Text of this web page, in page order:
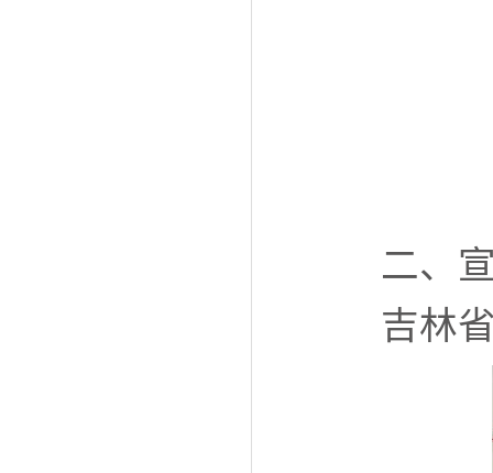
二、
吉林